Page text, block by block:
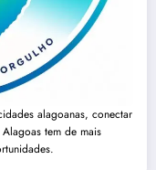
alagoanas, conectar
tem de mais